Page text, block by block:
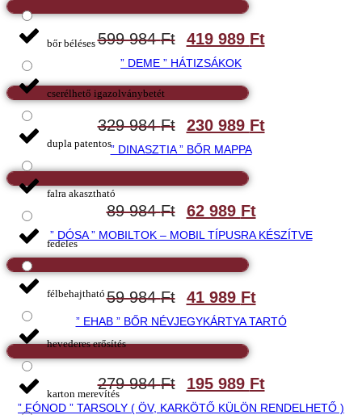
bőr béléses
cserélhető igazolványbetét
dupla patentos
falra akasztható
fedeles
félbehajtható
hevederes erősítés
karton merevítés
599 984Ft 419 989 Ft
” DEME ” HÁTIZSÁKOK
329 984Ft 230 989 Ft
” DINASZTIA ” BŐR MAPPA
89 984Ft 62 989 Ft
” DÓSA ” MOBILTOK – MOBIL TÍPUSRA KÉSZÍTVE
59 984Ft 41 989 Ft
” EHAB ” BŐR NÉVJEGYKÁRTYA TARTÓ
279 984Ft 195 989 Ft
” FÓNOD ” TARSOLY ( ÖV, KARKÖTŐ KÜLÖN RENDELHETŐ )